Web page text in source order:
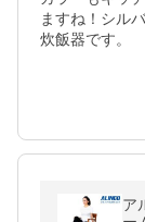
ますね！シル
炊飯器です。
ア